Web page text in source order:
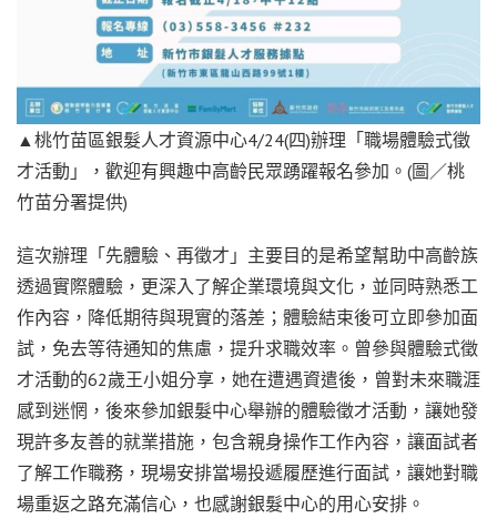
▲桃竹苗區銀髮人才資源中心4/24(四)辦理「職場體驗式徵
才活動」，歡迎有興趣中高齡民眾踴躍報名參加。(圖／桃
竹苗分署提供)
這次辦理「先體驗、再徵才」主要目的是希望幫助中高齡族
透過實際體驗，更深入了解企業環境與文化，並同時熟悉工
作內容，降低期待與現實的落差；體驗結束後可立即參加面
試，免去等待通知的焦慮，提升求職效率。曾參與體驗式徵
才活動的62歲王小姐分享，她在遭遇資遣後，曾對未來職涯
感到迷惘，後來參加銀髮中心舉辦的體驗徵才活動，讓她發
現許多友善的就業措施，包含親身操作工作內容，讓面試者
了解工作職務，現場安排當場投遞履歷進行面試，讓她對職
場重返之路充滿信心，也感謝銀髮中心的用心安排。